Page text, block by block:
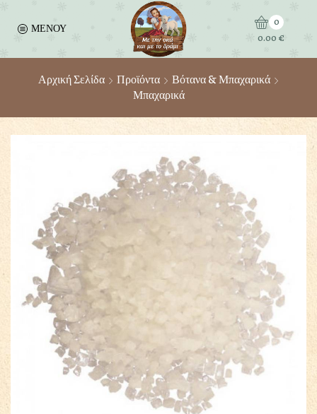
ΜΕΝΟΥ
0
0.00€
Αρχική Σελίδα Προϊόντα
Βότανα & Μπαχαρικά
Μπαχαρικά